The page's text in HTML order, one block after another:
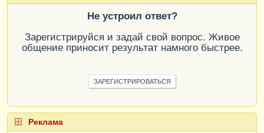
Не устроил ответ?
Зарегистрируйся и задай свой вопрос. Живое
общение приносит результат намного быстрее.
ЗАРЕГИСТРИРОВАТЬСЯ
Реклама